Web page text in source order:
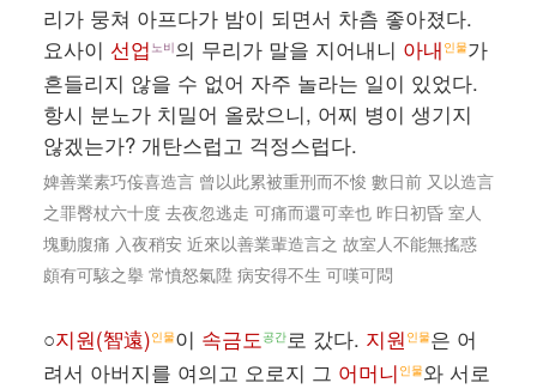
리가 뭉쳐 아프다가 밤이 되면서 차츰 좋아졌다.
요사이 선업 노비의 무리가 말을 지어내니 아내 인물가
흔들리지 않을 수 없어 자주 놀라는 일이 있었다.
항시 분노가 치밀어 올랐으니, 어찌 병이 생기지
않겠는가? 개탄스럽고 걱정스럽다.
婢善業素巧侫喜造言 曾以此累被重刑而不悛 數日前 又以造言
之罪臀杖六十度 去夜忽逃走 可痛而還可幸也 昨日初昏 室人
塊動腹痛 入夜稍安 近來以善業輩造言之 故室人不能無搖惑
頗有可駭之擧 常憤怒氣陞 病安得不生 可嘆可悶
○지원(智遠)인물이 속금도공간로 갔다. 지원 인물은 어
려서 아버지를 여의고 오로지 그 어머니 인물와 서로